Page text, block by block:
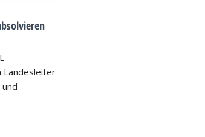
Landesleiter